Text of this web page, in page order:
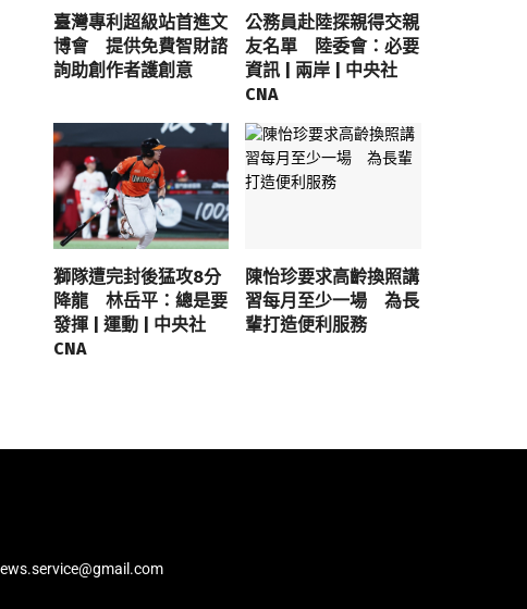
臺灣專利超級站首進文
博會 提供免費智財諮
詢助創作者護創意
公務員赴陸探親得交親
友名單 陸委會：必要
資訊 | 兩岸 | 中央社
CNA
獅隊遭完封後猛攻8分
降龍 林岳平：總是要
發揮 | 運動 | 中央社
CNA
陳怡珍要求高齡換照講
習每月至少一場 為長
輩打造便利服務